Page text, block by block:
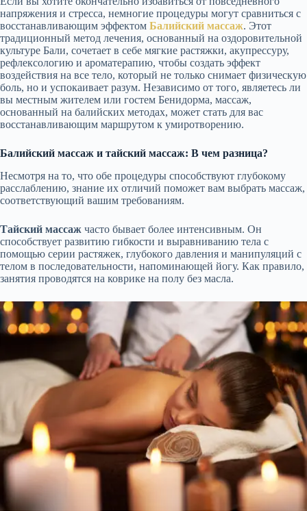
напряжения и стресса, немногие процедуры могут сравниться с
восстанавливающим эффектом Балийский массаж. Этот
традиционный метод лечения, основанный на оздоровительной
культуре Бали, сочетает в себе мягкие растяжки, акупрессуру,
рефлексологию и ароматерапию, чтобы создать эффект
воздействия на все тело, который не только снимает физическую
боль, но и успокаивает разум. Независимо от того, являетесь ли
вы местным жителем или гостем Бенидорма, массаж,
основанный на балийских методах, может стать для вас
восстанавливающим маршрутом к умиротворению.
Балийский массаж и тайский массаж: В чем разница?
Несмотря на то, что обе процедуры способствуют глубокому
расслаблению, знание их отличий поможет вам выбрать массаж,
соответствующий вашим требованиям.
Тайский массаж часто бывает более интенсивным. Он
способствует развитию гибкости и выравниванию тела с
помощью серии растяжек, глубокого давления и манипуляций с
телом в последовательности, напоминающей йогу. Как правило,
занятия проводятся на коврике на полу без масла.